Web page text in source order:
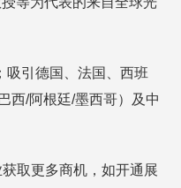
吸引德国、法国、西班
西/阿根廷/墨西哥）及中
取更多商机，如开通展